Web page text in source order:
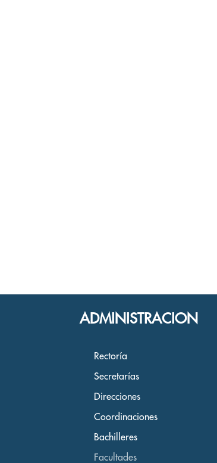
ADMINISTRACION
Rectoría
Secretarías
Direcciones
Coordinaciones
Bachilleres
Facultades